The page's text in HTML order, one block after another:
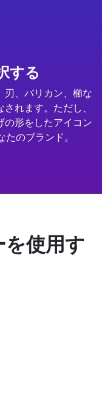
する
刃、バリカン、櫛な
れます。ただし、
の形をしたアイコン
のブランド。
使用す